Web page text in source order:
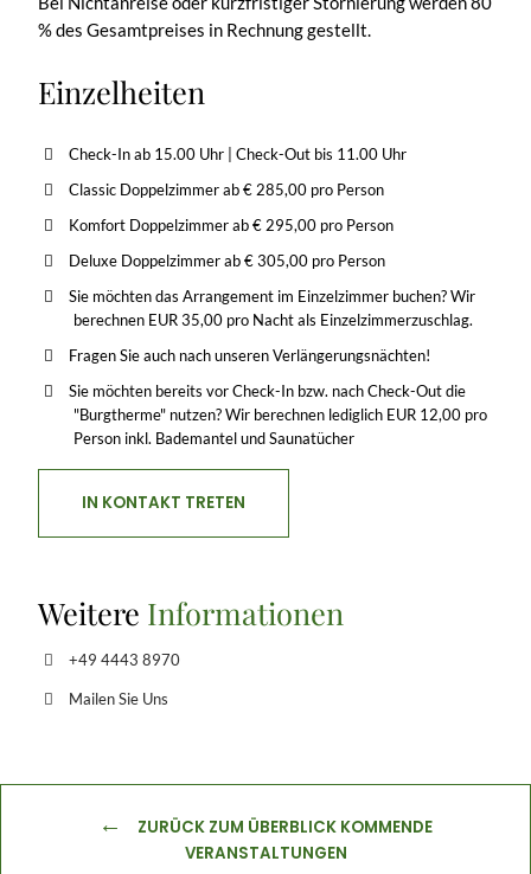
% des Gesamtpreises in Rechnung gestellt.
Einzelheiten
Check-In ab 15.00 Uhr | Check-Out bis 11.00 Uhr
Classic Doppelzimmer ab € 285,00 pro Person
Komfort Doppelzimmer ab € 295,00 pro Person
Deluxe Doppelzimmer ab € 305,00 pro Person
Sie möchten das Arrangement im Einzelzimmer buchen? Wir
berechnen EUR 35,00 pro Nacht als Einzelzimmerzuschlag.
Fragen Sie auch nach unseren Verlängerungsnächten!
Sie möchten bereits vor Check-In bzw. nach Check-Out die
"Burgtherme" nutzen? Wir berechnen lediglich EUR 12,00 pro
Person inkl. Bademantel und Saunatücher
IN KONTAKT TRETEN
Weitere Informationen
+49 4443 8970
Mailen Sie Uns
VERANSTALTUNGEN